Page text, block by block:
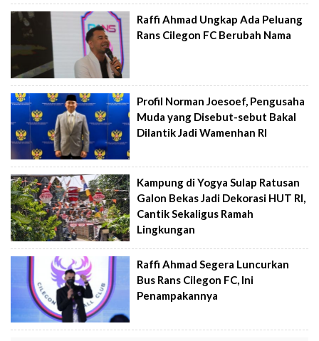
Raffi Ahmad Ungkap Ada Peluang
Rans Cilegon FC Berubah Nama
Profil Norman Joesoef, Pengusaha
Muda yang Disebut-sebut Bakal
Dilantik Jadi Wamenhan RI
Kampung di Yogya Sulap Ratusan
Galon Bekas Jadi Dekorasi HUT RI,
Cantik Sekaligus Ramah
Lingkungan
Raffi Ahmad Segera Luncurkan
Bus Rans Cilegon FC, Ini
Penampakannya